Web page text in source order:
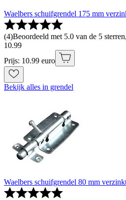
Waelbers schuifgrendel 175 mm
(4)Beoordeeld met 5.0 van de 5
10.99
Prijs: 10.99 euro
Bekijk alles in grendel
Waelbers schuifgrendel 80 mm